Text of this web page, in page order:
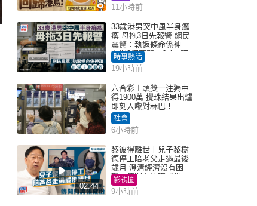
11小時前
33歲港男突中風半身癱
瘓 母拖3日先報警 網民
震驚：執返條命係神蹟
自爆2個惡習｜Juicy叮
時事熱話
19小時前
六合彩︱頭獎一注獨中
得1900萬 攪珠結果出爐
即刻入嚟對冧巴！
社會
6小時前
02:44
黎彼得離世丨兒子黎樹
德停工陪老父走過最後
歲月 澄清經濟沒有困
難：傳聞有誇張成份
影視圈
9小時前